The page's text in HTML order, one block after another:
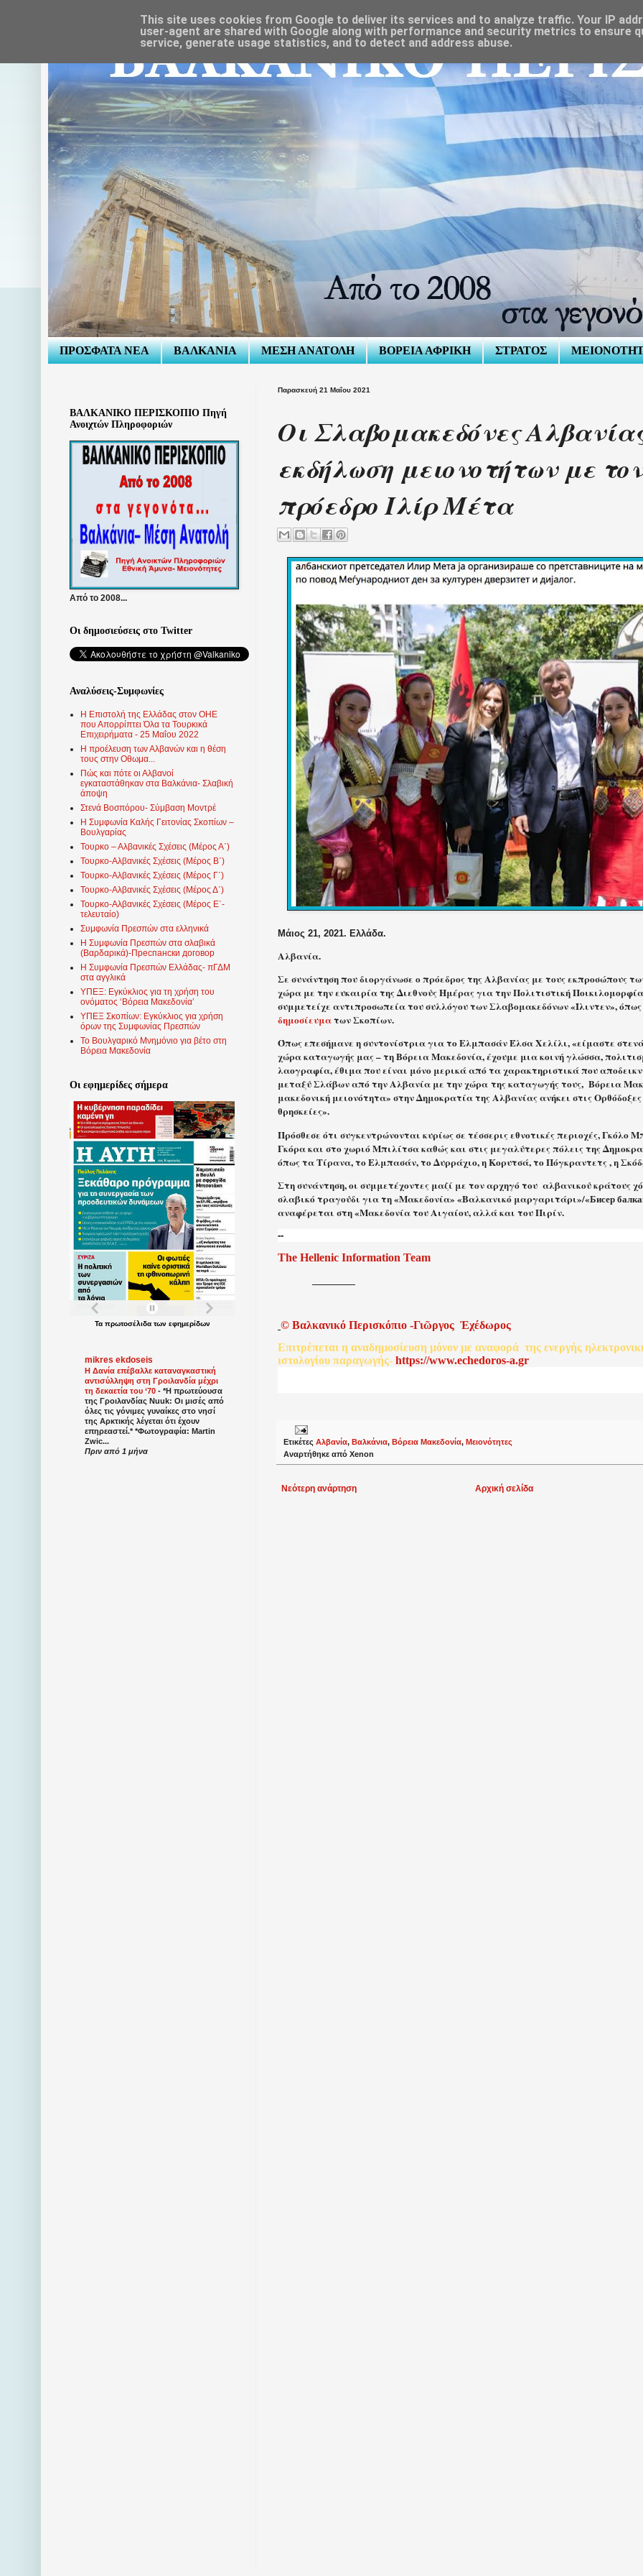
ΠΡΟΣΦΑΤΑ ΝΕΑ ΒΑΛΚΑΝΙΑ ΜΕΣΗ ΑΝΑΤΟΛΗ ΒΟΡΕΙΑ ΑΦΡΙΚΗ ΣΤΡΑΤΟΣ
Παρασκευή 21 Μαΐου 2021
Οι Σλαβομακεδόνες
εκδήλωση μειονοτήτων με
πρόεδρο Ιλίρ Μέτα
Μάιος 21, 2021. Ελλάδα.
Αλβανία.
Σε συνάντηση που διοργάνωσε ο πρόεδρος της Αλβανίας με τους εκπροσώπους
χώρα με την ευκαιρία της Διεθνούς Ημέρας για την Πολιτιστική
συμμετείχε αντιπροσωπεία του συλλόγου των Σλαβομακεδόνων «Ίλιντεν», όπως
δημοσίευματων Σκοπίων.
Όπως επεσήμανε η συντονίστρια για το Ελμπασάν Έλσα Χελίλι, «είμαστε
χώρα καταγωγής μας – τη Βόρεια Μακεδονία, έχουμε μια κοινή γλώσσα,
λαογραφία, έθιμα που είναι μόνο μερικά από τα χαρακτηριστικά που
μεταξύ Σλάβων από την Αλβανία με την χώρα της καταγωγής τους, Βόρεια
μακεδονική μειονότητα» στην Δημοκρατία της Αλβανίας ανήκει στις
θρησκείες».
Πρόσθεσε ότι συγκεντρώνονται κυρίως σε τέσσερις εθνοτικές περιοχές, Γκόλο
Γκόρα και στο χωριό Μπιλίτσα καθώς και στις μεγαλύτερες πόλεις της
όπως τα Τίρανα, το Ελμπασάν, το Δυρράχιο, η Κορυτσά, το Πόγκραντετς , η
Στη συνάντηση, οι συμμετέχοντες μαζί με τον αρχηγό του αλβανικού κράτους
σλαβικό τραγούδι για τη «Μακεδονία» «Βαλκανικό μαργαριτάρι»/«Бисер
αναφέρεται στη «Μακεδονία του Αιγαίου, αλλά και του Πιρίν.
--
The Hellenic Information Team
© Βαλκανικό Περισκόπιο -Γιῶργος Ἐχέδωρος
Επιτρέπεται η αναδημοσίευση μόνον με αναφορά της ενεργής
ιστολογίου παραγωγής- https://www.echedoros-a.gr
Ετικέτες Αλβανία, Βαλκάνια, Βόρεια Μακεδονία, Μειονότητες
Αναρτήθηκε από Xenon
Νεότερη ανάρτηση Αρχική σελίδα
ΒΑΛΚΑΝΙΚΟ ΠΕΡΙΣΚΟΠΙΟ Πηγή
Ανοιχτών Πληροφοριών
Από το 2008...
Οι δημοσιεύσεις στο Twitter
Αναλύσεις-Συμφωνίες
Η Επιστολή της Ελλάδας στον ΟΗΕ
που Απορρίπτει Όλα τα Τουρκικά
Επιχειρήματα - 25 Μαΐου 2022
Η προέλευση των Αλβανών και η θέση
τους στην Οθωμα...
Πώς και πότε οι Αλβανοί
εγκαταστάθηκαν στα Βαλκάνια- Σλαβική
άποψη
Στενά Βοσπόρου- Σύμβαση Μοντρέ
Η Συμφωνία Καλής Γειτονίας Σκοπίων –
Βουλγαρίας
Τουρκο – Αλβανικές Σχέσεις (Mέρος Α΄)
Τουρκο-Αλβανικές Σχέσεις (Μέρος Β΄)
Τουρκο-Αλβανικές Σχέσεις (Μέρος Γ΄)
Τουρκο-Αλβανικές Σχέσεις (Μέρος Δ΄)
Τουρκο-Αλβανικές Σχέσεις (Μέρος Ε΄-
τελευταίο)
Συμφωνία Πρεσπών στα ελληνικά
Η Συμφωνία Πρεσπών στα σλαβικά
(Βαρδαρικά)-Преспански договор
Η Συμφωνία Πρεσπών Ελλάδας- πΓΔΜ
στα αγγλικά
ΥΠΕΞ: Εγκύκλιος για τη χρήση του
ονόματος ‘Βόρεια Μακεδονία’
ΥΠΕΞ Σκοπίων: Εγκύκλιος για χρήση
όρων της Συμφωνίας Πρεσπών
Το Βουλγαρικό Μνημόνιο για βέτο στη
Βόρεια Μακεδονία
Οι εφημερίδες σήμερα
Τα πρωτοσέλιδατων εφημερίδων
mikres ekdoseis
Η Δανία επέβαλλε καταναγκαστική
αντισύλληψη στη Γροιλανδία μέχρι
τη δεκαετία του ‘70 - *Η πρωτεύουσα
της Γροιλανδίας Nuuk: Οι μισές από
όλες τις γόνιμες γυναίκες στο νησί
της Αρκτικής λέγεται ότι έχουν
επηρεαστεί.* *Φωτογραφία: Martin
Zwic...
Πριν από 1 μήνα
This site uses cookies from Google to deliver its services and to analyze traffic. Your IP
user-agent are shared with Google along with performance and security metrics to ensure
service, generate usage statistics, and to detect and address abuse.